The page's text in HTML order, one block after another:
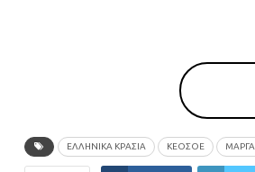
ΕΛΛΗΝΙΚΑ ΚΡΑΣΙΑ ΚΕΟΣΟΕ